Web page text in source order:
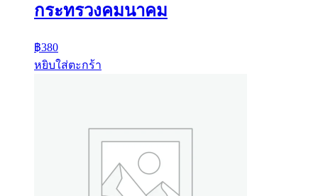
กระทรวงคมนาคม
฿380
หยิบใส่ตะกร้า